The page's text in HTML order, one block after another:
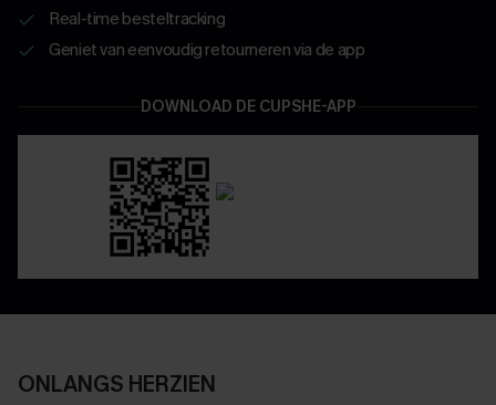
Real-time besteltracking
Geniet van eenvoudig retourneren via de app
DOWNLOAD DE CUPSHE-APP
ONLANGS HERZIEN